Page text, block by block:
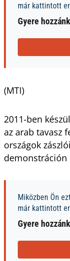
már kattintott
Gyere
(MTI)
2011-ben
az arab tavasz
országok
demonstráción
Miközben Ön
már kattintott
Gyere